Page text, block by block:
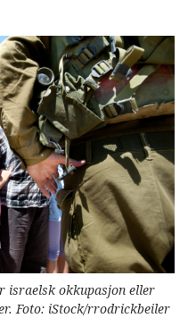
israelsk okkupasjon eller
Foto: iStock/rrodrickbeiler